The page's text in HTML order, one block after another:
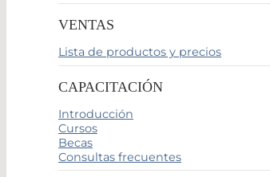
VENTAS
Lista de productos y precios
CAPACITACIÓN
Introducción
Cursos
Becas
Consultas frecuentes